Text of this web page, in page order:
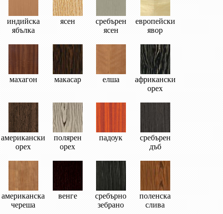
индийска
ябълка
ясен
сребърен
ясен
европейски
явор
махагон макасар елша
африкански
орех
американски
орех
полярен
орех
падоук
сребърен
дъб
американска
череша
венге
сребърно
зебрано
поленска
слива